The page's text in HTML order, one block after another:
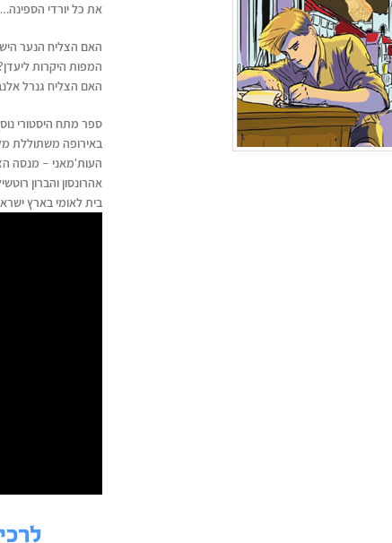
את כל יורדי הספינה…
האם הצליח הנער
המפות היקרות
האם הצליח גנרל
העות'מאני – מנסה
אהרונסון והברון
בית לאומי בארץ